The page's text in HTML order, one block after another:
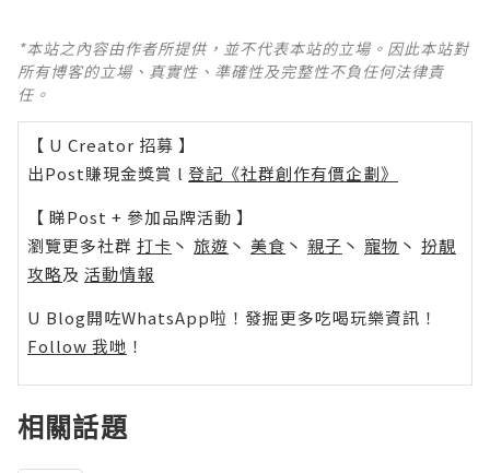
*本站之內容由作者所提供，並不代表本站的立場。因此本站對
所有博客的立場、真實性、準確性及完整性不負任何法律責
任。
【 U Creator 招募 】
出Post賺現金獎賞 l 登記《社群創作有價企劃》
【 睇Post + 參加品牌活動 】
瀏覽更多社群 打卡 丶 旅遊 丶 美食 丶 親子 丶 寵物 丶 扮靚
攻略及 活動情報
U Blog開咗WhatsApp啦！發掘更多吃喝玩樂資訊！
Follow 我哋 ！
相關話題